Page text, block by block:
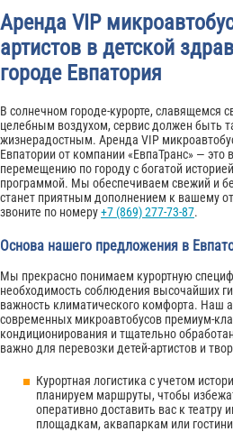
Аренда VIP
артистов в детской
городе Евпатория
В солнечном городе-курорте, славящемся
целебным воздухом, сервис должен быть
жизнерадостным. Аренда VIP
Евпатории от компании «ЕвпаТранс» —
перемещению по городу с богатой
программой. Мы обеспечиваем свежий и
станет приятным дополнением к вашему
звоните по номеру+7 (869) 277-73-87.
Основа нашего предложения в
Мы прекрасно понимаем курортную
необходимость соблюдения высочайших
важность климатического комфорта. Наш
современных микроавтобусов премиум-
кондиционирования и тщательно
важно для перевозки детей-артистов и
Курортная логистика с учетом
планируем маршруты, чтобы
оперативно доставить вас к
площадкам, аквапаркам или